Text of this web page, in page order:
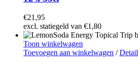
€21,95
excl. statiegeld van €1,80
Toon winkelwagen
Toevoegen aan winkelwagen /